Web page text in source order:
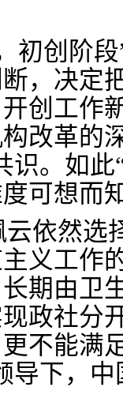
初创阶
，决定
创工作
改革的
识。如
可想而
依然选
义工作
期由卫
政社分
不能满
导下，